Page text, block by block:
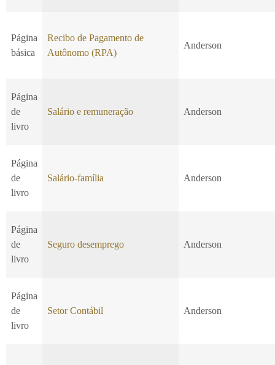
Página
básica
Recibo de Pagamento de
Autônomo (RPA)
Anderson
Página
de
livro
Salário e remuneração Anderson
Página
de
livro
Salário-família Anderson
Página
de
livro
Seguro desemprego Anderson
Página
de
livro
Setor Contábil Anderson